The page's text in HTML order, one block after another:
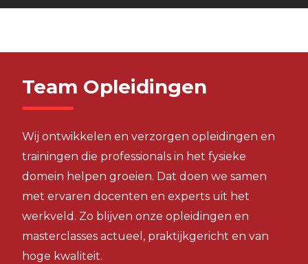
Team Opleidingen
Wij ontwikkelen en verzorgen opleidingen en
trainingen die professionals in het fysieke
domein helpen groeien. Dat doen we samen
met ervaren docenten en experts uit het
werkveld. Zo blijven onze opleidingen en
masterclasses actueel, praktijkgericht en van
hoge kwaliteit.